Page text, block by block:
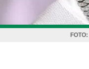
FOTO: